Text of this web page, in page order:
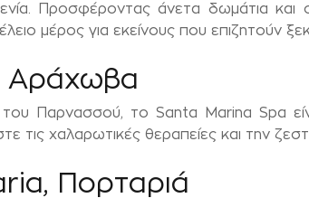
Προσφέροντας άνετα δωμάτια
μέρος για εκείνους που επιζητούν
Αράχωβα
Παρνασσού, το Santa Marina Spa
τις χαλαρωτικές θεραπείες και την
Πορταριά